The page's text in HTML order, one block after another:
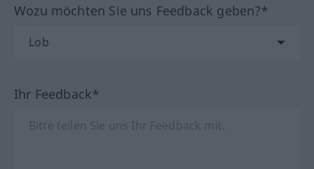
Wozu möchten Sie uns Feedback geben?*
Ihr Feedback*